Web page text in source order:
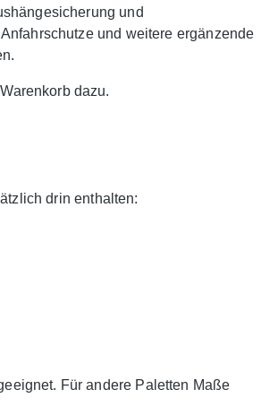
und
und weitere ergänzende
dazu.
drin enthalten:
Für andere Paletten Maße